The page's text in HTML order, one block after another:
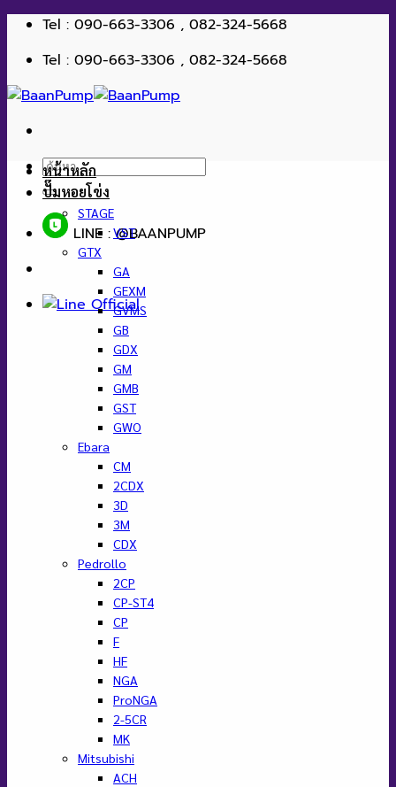
ข้าม
เนื้อหา
Tel : 090-663-3306 , 082-324-5668
Tel : 090-663-3306 , 082-324-5668
ค้นหา:
LINE : @BAANPUMP
หน้าหลัก
ปั๊มหอยโข่ง
STAGE
VST
GTX
GA
GEXM
GVMS
GB
GDX
GM
GMB
GST
GWO
Ebara
CM
2CDX
3D
3M
CDX
Pedrollo
2CP
CP-ST4
CP
F
HF
NGA
ProNGA
2-5CR
MK
Mitsubishi
ACH